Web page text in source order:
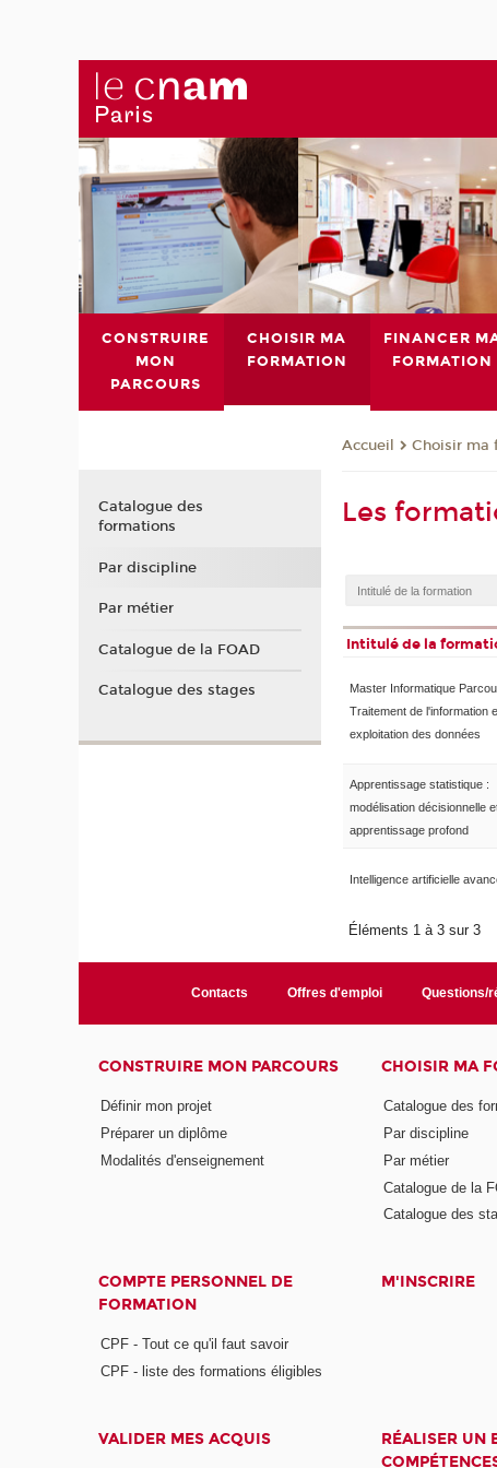
CONSTRUIRE
MON
PARCOURS
CHOISIR MA
FORMATION
FINANCER
FORMATION
Accueil Choisir ma
Les
Intitulé de la
Master Informatique
Traitement de l'information
exploitation des données
Apprentissage statistique :
modélisation décisionnelle
apprentissage profond
Intelligence artificielle
Éléments 1 à 3 sur 3
Catalogue des
formations
Par discipline
Par métier
Catalogue de la FOAD
Catalogue des stages
Contacts Offres d'emploi Questions/
CONSTRUIRE MON PARCOURS
Définir mon projet
Préparer un diplôme
Modalités d'enseignement
CHOISIR MA
Catalogue des
Par discipline
Par métier
Catalogue de la
Catalogue des
COMPTE PERSONNEL DE
FORMATION
CPF - Tout ce qu'il faut savoir
CPF - liste des formations éligibles
M'INSCRIRE
VALIDER MES ACQUIS
RÉALISER UN